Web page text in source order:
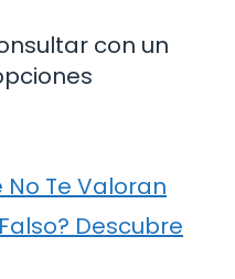
con un
No Te Valoran
Descubre